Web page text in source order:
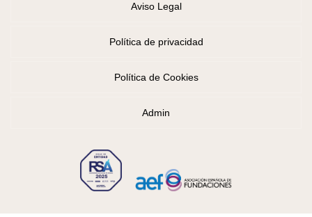
Aviso Legal
Política de privacidad
Política de Cookies
Admin